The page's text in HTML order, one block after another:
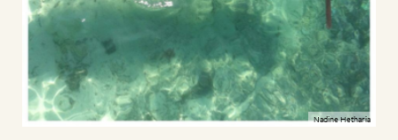
Nadine Hetharia